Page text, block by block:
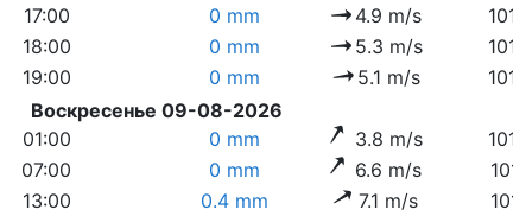
17:00
0 mm 4.9 m/s
18:00
0 mm 5.3 m/s
19:00
0 mm 5.1 m/s
Воскресенье 09-08-2026
01:00
0 mm 3.8 m/s
07:00
0 mm 6.6 m/s
13:00
0.4 mm 7.1 m/s